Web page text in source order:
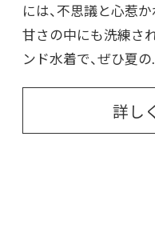
には、不思議と心惹
甘さの中にも洗練さ
ンド水着で、ぜひ夏の
詳し